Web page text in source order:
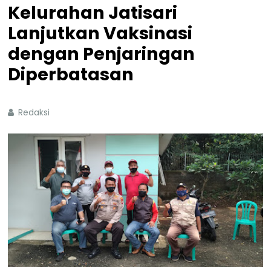
Kelurahan Jatisari
Lanjutkan Vaksinasi
dengan Penjaringan
Diperbatasan
Redaksi